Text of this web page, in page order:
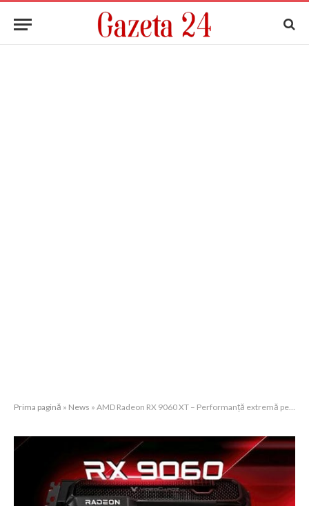
Prima pagină » News » AMD Radeon RX 9060 XT – Performanță extremă pentru gameri și creatori